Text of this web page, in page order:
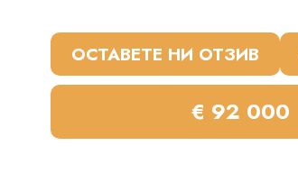
ОСТАВЕТЕ НИ ОТЗИВ
€ 92 000